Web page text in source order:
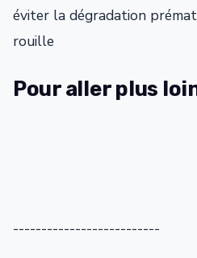
éviter la dégradation
rouille
Pour aller plus
--------------------------